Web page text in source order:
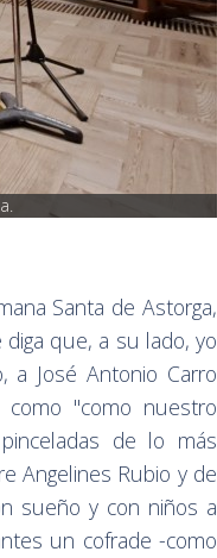
Santa de Astorga,
que, a su lado, yo
a José Antonio Carro
"como nuestro
de lo más
Angelines Rubio y de
sueño y con niños a
un cofrade -como